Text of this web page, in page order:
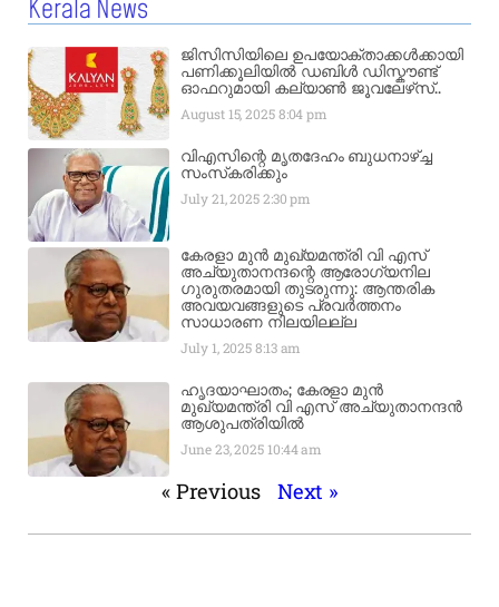
Kerala News
ജിസിസിയിലെ ഉപയോക്താക്കൾക്കായി
പണിക്കൂലിയിൽ ഡബിൾ ഡിസ്കൗണ്ട്
ഓഫറുമായി കല്യാൺ ജൂവലേഴ്‌സ്..
August 15, 20258:04 pm
വിഎസിന്റെ മൃതദേഹം ബുധനാഴ്ച്ച
സംസ്‌കരിക്കും
July 21, 20252:30 pm
കേരളാ മുൻ മുഖ്യമന്ത്രി വി എസ്
അച്യുതാനന്ദന്റെ ആരോഗ്യനില
ഗുരുതരമായി തുടരുന്നു: ആന്തരിക
അവയവങ്ങളുടെ പ്രവർത്തനം
സാധാരണ നിലയിലല്ല
July 1, 20258:13 am
ഹൃദയാഘാതം; കേരളാ മുൻ
മുഖ്യമന്ത്രി വി എസ് അച്യുതാനന്ദൻ
ആശുപത്രിയിൽ
June 23, 2025 10:44 am
« Previous Next »